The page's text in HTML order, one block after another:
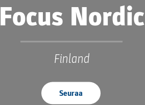
Focus Nordic
Finland
Seuraa